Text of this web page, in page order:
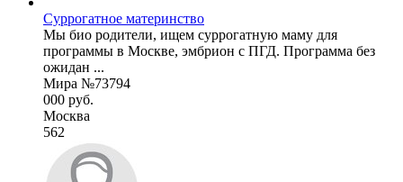
Суррогатное материнство
Мы био родители, ищем суррогатную маму для
программы в Москве, эмбрион с ПГД. Программа без
ожидан ...
Мира №73794
000 руб.
Москва
562